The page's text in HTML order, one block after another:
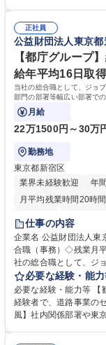
常に改善を目指す風
募集職種 【大阪・京都
により、キーエンス
えて、お客様や社員の
待され。組織を支える
社員から頼られる存
務の持ち帰りも禁止さ
歴・資格 学歴：大学院
正社員
公益財団法人東京
【都庁グループ
給年平均16日取
当社の総合職として、ジョ
部門の部署等幅広い部署で
ております！ ※下記業務詳細
月給
22万1500円～30万
勤務地
東京都新宿区
業界未経験歓迎
年
月平均残業時間20時
研修あり
退職金あり
駅近5分以内
資格取
仕事の内容
企業名 公益財団法人東京都道路整備
合職（事務）◇残業月平均9
社の総合職として、ジ
等のフロント部門の部
制度やキャリア支援が充実
管理部門：広報、人事
門：駐車場の新規開拓
必要な経験・能
必要な経験・能力等 【
経験者で、道路事業の
風】社内関係部署や東